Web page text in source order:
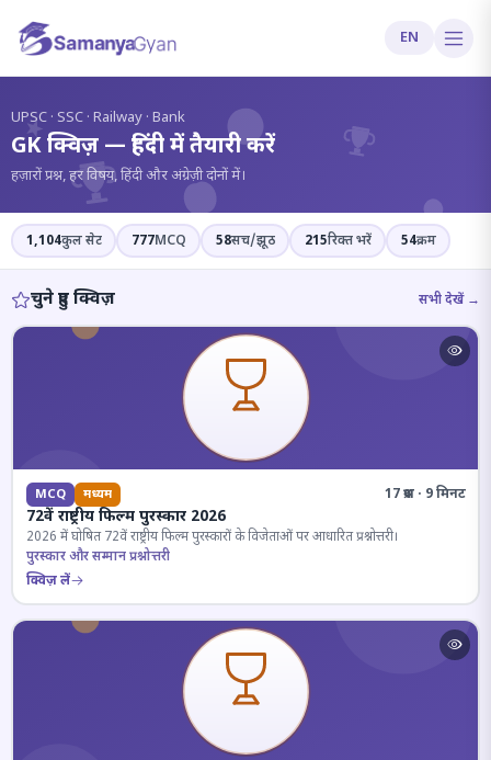
EN
?
UPSC · SSC · Railway · Bank
GK क्विज़ — हिंदी में तैयारी करें
हज़ारों प्रश्न, हर विषय, हिंदी और अंग्रेज़ी दोनों में।
1,104कुल सेट 777MCQ 58सच/झूठ 215रिक्त भरें 54क्रम
चुने हुए क्विज़ सभी देखें →
MCQ मध्यम 17 प्रश्न · 9 मिनट
72वें राष्ट्रीय फिल्म पुरस्कार 2026
2026 में घोषित 72वें राष्ट्रीय फिल्म पुरस्कारों के विजेताओं पर आधारित प्रश्नोत्तरी।
पुरस्कार और सम्मान प्रश्नोत्तरी
क्विज़ लें